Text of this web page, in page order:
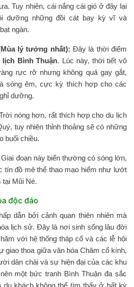
Tuy nhiên, cái nắng cái gió ở đây lại
dưỡng những đồi cát bay kỳ vĩ và
ngàn.
lý tưởng nhất): Đây là thời điểm
lịch Bình Thuận. Lúc này, thời tiết vô
rực rỡ nhưng không quá gay gắt,
sóng êm, cực kỳ thích hợp cho các
dưỡng.
nóng hơn, rất thích hợp cho du lịch
tuy nhiên thỉnh thoảng sẽ có những
buổi chiều.
Giai đoạn này biển thường có sóng lớn,
tín đồ mê thể thao mạo hiểm như lướt
tại Mũi Né.
độc đáo
dẫn bởi cảnh quan thiên nhiên mà
lịch sử. Đây là nơi sinh sống lâu đời
với hệ thống tháp cổ và các lễ hội
giao thoa giữa văn hóa Chăm cổ kính,
dân chài và sự hiện đại của các khu
một bức tranh Bình Thuận đa sắc